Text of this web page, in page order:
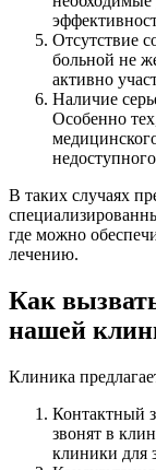
Отсутствие
больной не
активно
Наличие
Особенно
В таких случаях
где можно
лечению.
Как
нашей
Клиника
Контактный
звонят в
клиники для